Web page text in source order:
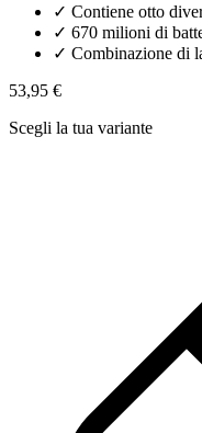
✓ Contiene otto
✓ 670 milioni di
✓ Combinazione di
53,95 €
Scegli la tua variante